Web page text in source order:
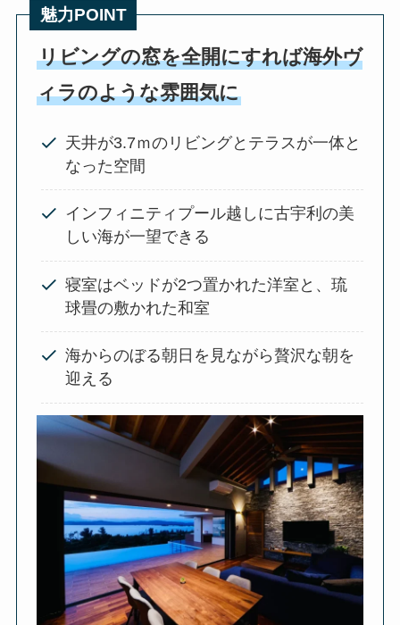
魅力POINT
リビングの窓を全開にすれば海外ヴ
ィラのような雰囲気に
天井が3.7ｍのリビングとテラスが一体と
なった空間
インフィニティプール越しに古宇利の美
しい海が一望できる
寝室はベッドが2つ置かれた洋室と、琉
球畳の敷かれた和室
海からのぼる朝日を見ながら贅沢な朝を
迎える